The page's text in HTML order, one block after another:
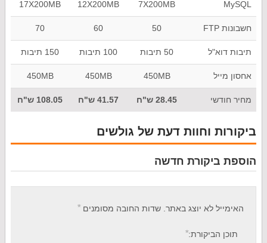
MySQL
7X200MB
12X200MB
17X200MB
חשבונות FTP 50
60
70
תיבות דוא"ל 50 תיבות 100 תיבות 150 תיבות
אחסון מייל 450MB
450MB
450MB
מחיר חודשי 28.45 ש"ח 41.57 ש"ח 108.05 ש"ח
ביקורות וחוות דעת של גולשים
הוספת ביקורת חדשה
האימייל לא יוצג באתר. שדות החובה מסומנים*
תוכן הביקורת:*